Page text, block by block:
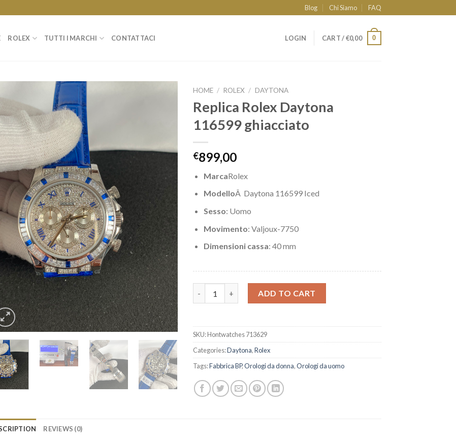
Blog Chi Siamo FAQ
ROLEX TUTTI I MARCHI CONTATTACI LOGIN CART /€0,00 0
HOME / ROLEX / DAYTONA
Replica Rolex Daytona
116599 ghiacciato
€899,00
MarcaRolex
ModelloÂ Daytona 116599 Iced
Sesso: Uomo
Movimento: Valjoux-7750
Dimensioni cassa: 40 mm
ADD TO CART
SKU:Hontwatches 713629
Categories:Daytona,Rolex
Tags:Fabbrica BP,Orologi da donna,Orologi da uomo
REVIEWS (0)